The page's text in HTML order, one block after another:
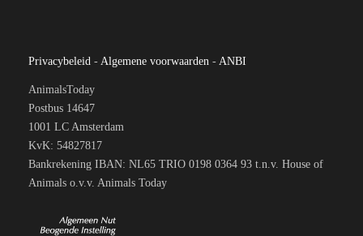
Privacybeleid - Algemene voorwaarden - ANBI
AnimalsToday
Postbus 14647
1001 LC Amsterdam
KvK: 54827817
Bankrekening IBAN: NL65 TRIO 0198 0364 93 t.n.v. House of
Animals o.v.v. Animals Today